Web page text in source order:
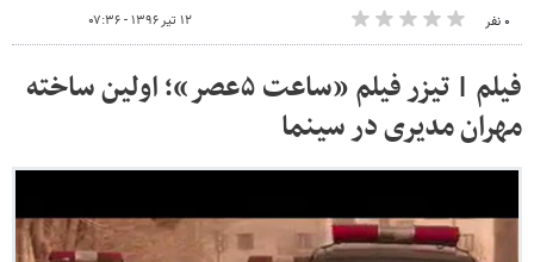
۰ نفر ۱۲ تیر ۱۳۹۶ - ۰۷:۳۶
فیلم | تیزر فیلم «ساعت ۵عصر»؛ اولین ساخته
مهران مدیری در سینما